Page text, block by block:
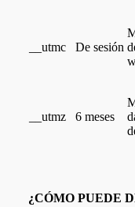
__utmc De sesión
__utmz 6 meses
¿CÓMO PUEDE